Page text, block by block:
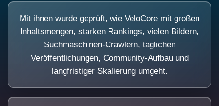
Mit ihnen wurde geprüft, wie VeloCore mit großen
Inhaltsmengen, starken Rankings, vielen Bildern,
Suchmaschinen-Crawlern, täglichen
Veröffentlichungen, Community-Aufbau und
langfristiger Skalierung umgeht.